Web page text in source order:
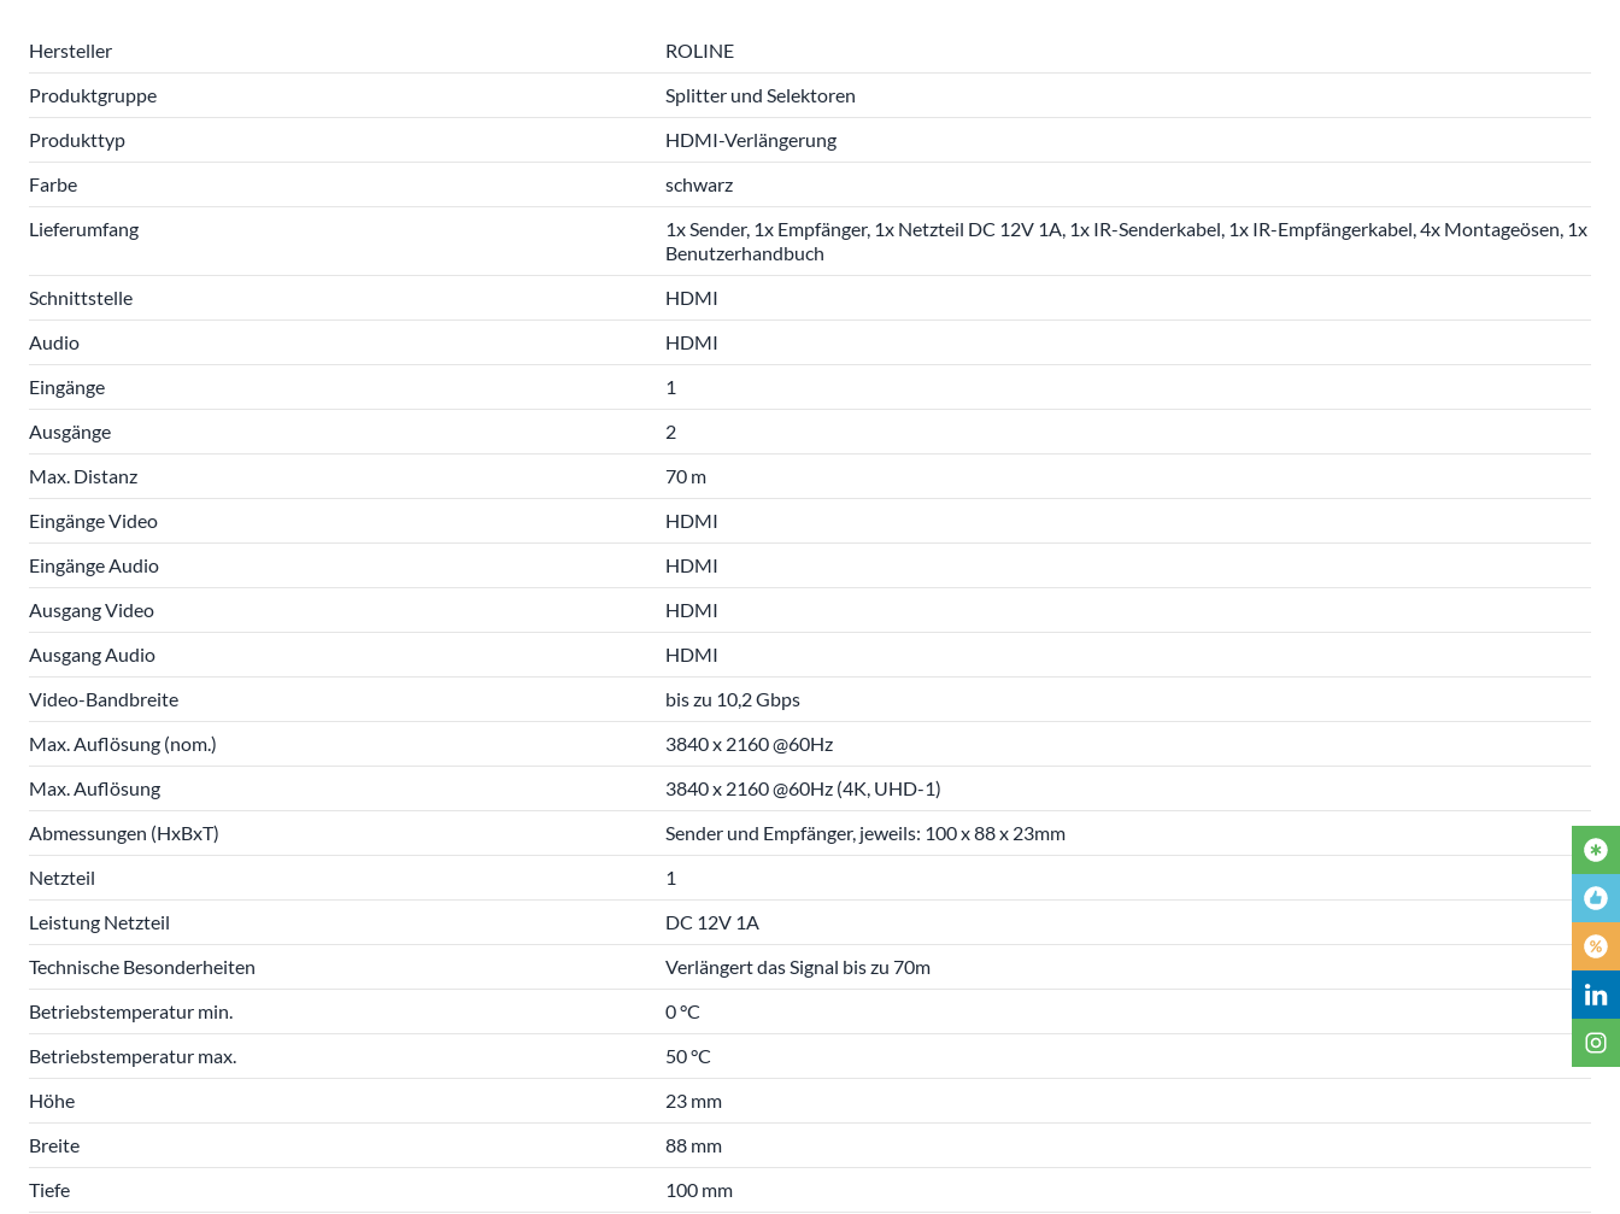
Hersteller
ROLINE
Produktgruppe
Splitter und Selektoren
Produkttyp
HDMI-Verlängerung
Farbe
schwarz
Lieferumfang
1x Sender, 1x Empfänger, 1x Netzteil DC 12V 1A, 1x IR-Senderkabel, 1x IR-Empfängerkabel, 4x Montageösen, 1x
Benutzerhandbuch
Schnittstelle
HDMI
Audio
HDMI
Eingänge
1
Ausgänge
2
Max. Distanz
70 m
Eingänge Video
HDMI
Eingänge Audio
HDMI
Ausgang Video
HDMI
Ausgang Audio
HDMI
Video-Bandbreite
bis zu 10,2 Gbps
Max. Auflösung (nom.)
3840 x 2160 @60Hz
Max. Auflösung
3840 x 2160 @60Hz (4K, UHD-1)
Abmessungen (HxBxT)
Sender und Empfänger, jeweils: 100 x 88 x 23mm
Netzteil
1
Leistung Netzteil
DC 12V 1A
Technische Besonderheiten
Verlängert das Signal bis zu 70m
Betriebstemperatur min.
0 °C
Betriebstemperatur max.
50 °C
Höhe
23 mm
Breite
88 mm
Tiefe
100 mm